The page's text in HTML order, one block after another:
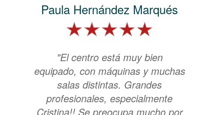
Paula Hernández Marqués
"El centro está muy bien
equipado, con máquinas y muchas
salas distintas. Grandes
profesionales, especialmente
Cristina!! Se preocupa mucho por